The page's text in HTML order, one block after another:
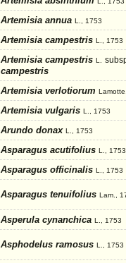
Artemisia annua L., 1753
Artemisia campestris L., 1753
Artemisia campestris L.
campestris
Artemisia verlotiorum
Artemisia vulgaris L., 1753
Arundo donax L., 1753
Asparagus acutifolius L., 1753
Asparagus officinalis L., 1753
Asparagus tenuifolius Lam.,
Asperula cynanchica L., 1753
Asphodelus ramosus L., 1753